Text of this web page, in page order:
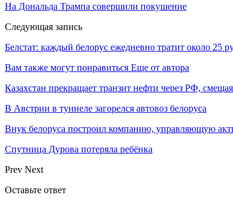
На Дональда Трампа совершили покушение
Следующая запись
Белстат: каждый белорус ежедневно тратит около 25
Вам также могут понравиться Еще от автора
Казахстан прекращает транзит нефти через РФ,
В Австрии в туннеле загорелся автовоз белоруса
Внук белоруса построил компанию, управляющую
Спутница Дурова потеряла ребёнка
Prev Next
Оставьте ответ